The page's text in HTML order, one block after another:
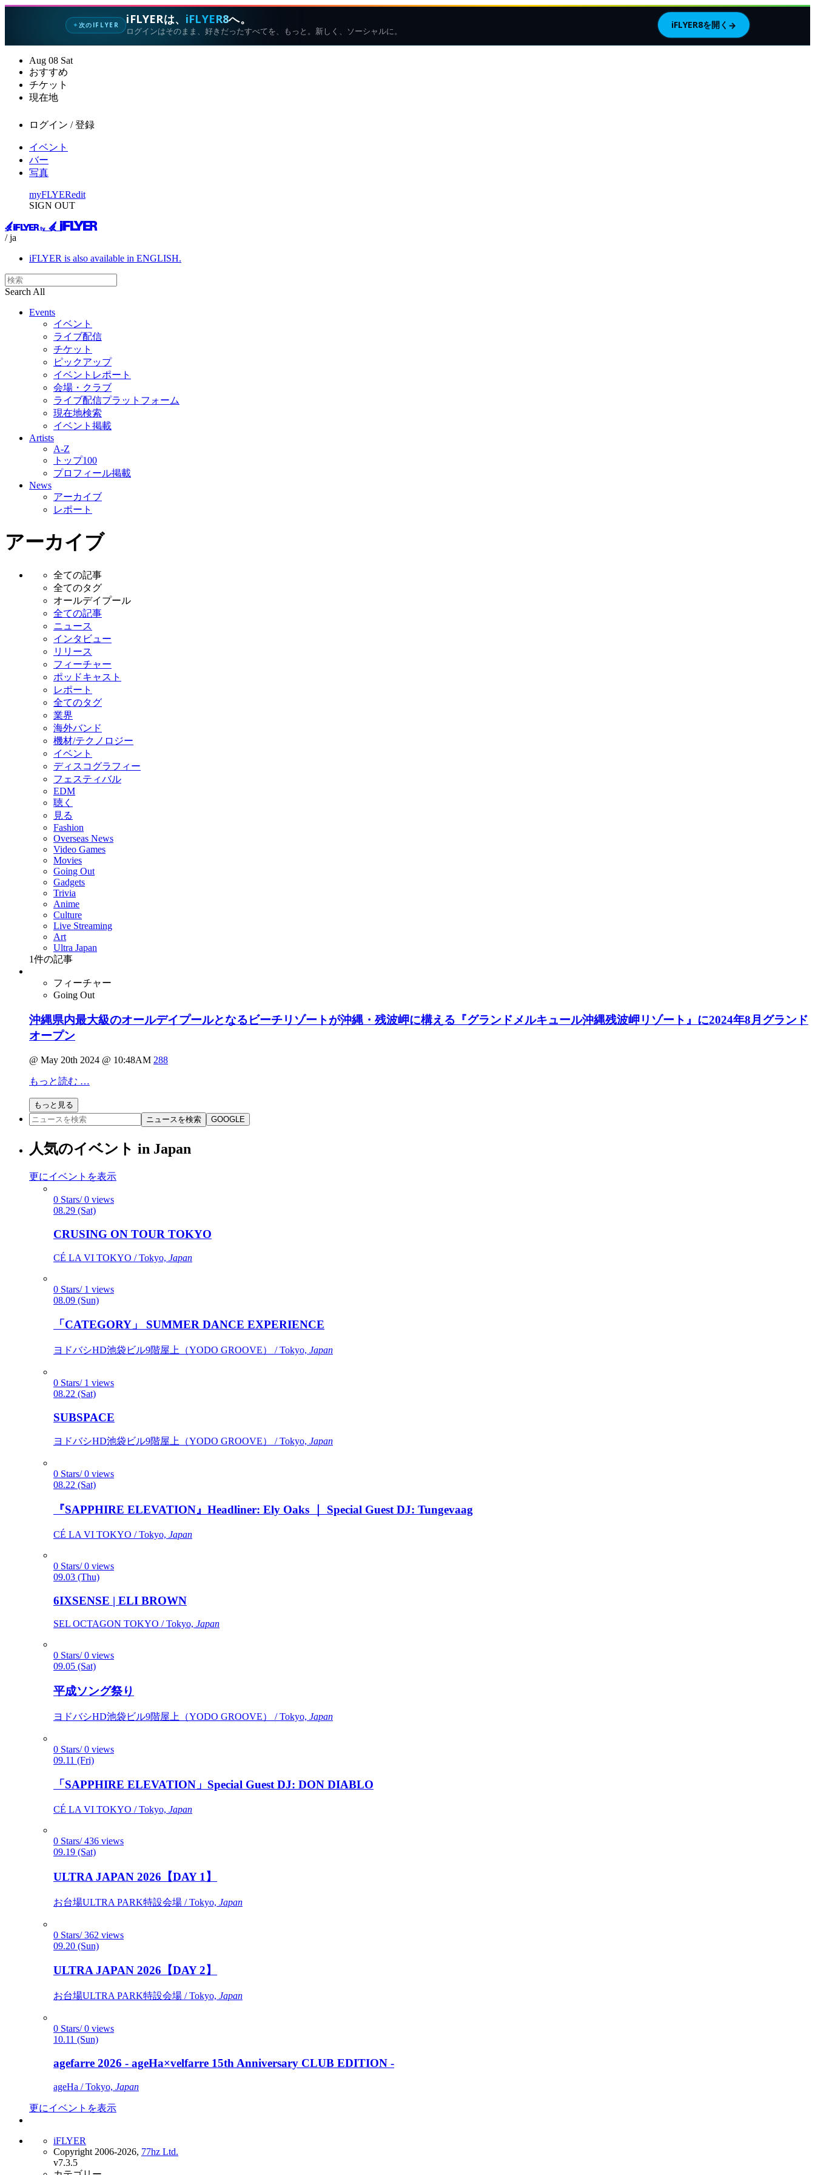
✦次のIFLYER iFLYERは、 iFLYER8へ。
ログインはそのまま、好きだったすべてを、もっと。新しく、ソーシャルに。
iFLYER8を開く →
Aug 08 Sat
おすすめ
チケット
現在地
ログイン / 登録
イベント
バー
写真
myFLYERedit
SIGN OUT
/ ja
iFLYER is also available in ENGLISH.
Search All
Events
イベント
ライブ配信
チケット
ピックアップ
イベントレポート
会場・クラブ
ライブ配信プラットフォーム
現在地検索
イベント掲載
Artists
A-Z
トップ100
プロフィール掲載
News
アーカイブ
レポート
アーカイブ
全ての記事
全てのタグ
オールデイプール
全ての記事
ニュース
インタビュー
リリース
フィーチャー
ポッドキャスト
レポート
全てのタグ
業界
海外バンド
機材/テクノロジー
イベント
ディスコグラフィー
フェスティバル
EDM
聴く
見る
Fashion
Overseas News
Video Games
Movies
Going Out
Gadgets
Trivia
Anime
Culture
Live Streaming
Art
Ultra Japan
1件の記事
フィーチャー
Going Out
沖縄県内最大級のオールデイプールとなるビーチリゾートが沖縄・残波岬に構える『グランドメルキュール沖縄残波岬リゾート』に2024年8月グランド
オープン
@ May 20th 2024 @ 10:48AM 288
もっと読む …
もっと見る
ニュースを検索
GOOGLE
人気のイベント in Japan
更にイベントを表示
0 Stars/ 0 views
08.29 (Sat)
CRUSING ON TOUR TOKYO
CÉ LA VI TOKYO / Tokyo, Japan
0 Stars/ 1 views
08.09 (Sun)
「CATEGORY」 SUMMER DANCE EXPERIENCE
ヨドバシHD池袋ビル9階屋上（YODO GROOVE） / Tokyo, Japan
0 Stars/ 1 views
08.22 (Sat)
SUBSPACE
ヨドバシHD池袋ビル9階屋上（YODO GROOVE） / Tokyo, Japan
0 Stars/ 0 views
08.22 (Sat)
『SAPPHIRE ELEVATION』Headliner: Ely Oaks ｜ Special Guest DJ: Tungevaag
CÉ LA VI TOKYO / Tokyo, Japan
0 Stars/ 0 views
09.03 (Thu)
6IXSENSE | ELI BROWN
SEL OCTAGON TOKYO / Tokyo, Japan
0 Stars/ 0 views
09.05 (Sat)
平成ソング祭り
ヨドバシHD池袋ビル9階屋上（YODO GROOVE） / Tokyo, Japan
0 Stars/ 0 views
09.11 (Fri)
「SAPPHIRE ELEVATION」Special Guest DJ: DON DIABLO
CÉ LA VI TOKYO / Tokyo, Japan
0 Stars/ 436 views
09.19 (Sat)
ULTRA JAPAN 2026【DAY 1】
お台場ULTRA PARK特設会場 / Tokyo, Japan
0 Stars/ 362 views
09.20 (Sun)
ULTRA JAPAN 2026【DAY 2】
お台場ULTRA PARK特設会場 / Tokyo, Japan
0 Stars/ 0 views
10.11 (Sun)
agefarre 2026 - ageHa×velfarre 15th Anniversary CLUB EDITION -
ageHa / Tokyo, Japan
更にイベントを表示
iFLYER
Copyright 2006-2026, 77hz Ltd.
v7.3.5